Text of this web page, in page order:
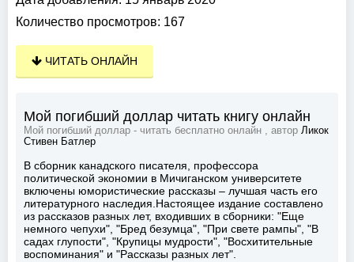
Количество просмотров: 167
ЧИТАТЬ ОНЛАЙН
Мой погибший доллар читать книгу онлайн
Мой погибший доллар - читать бесплатно онлайн , автор Ликок
Стивен Батлер
В сборник канадского писателя, профессора
политической экономии в Мичиганском университете
включены юмористические рассказы – лучшая часть его
литературного наследия.Настоящее издание составлено
из рассказов разных лет, входивших в сборники: "Еще
немного чепухи", "Бред безумца", "При свете рампы", "В
садах глупости", "Крупицы мудрости", "Восхитительные
воспоминания" и "Рассказы разных лет".